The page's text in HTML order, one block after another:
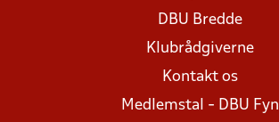
DBU Bredde
Klubrådgiverne
Kontakt os
Medlemstal - DBU Fyn